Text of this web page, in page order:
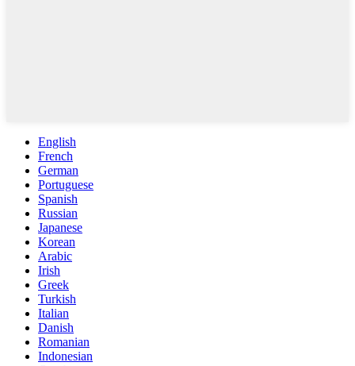
English
French
German
Portuguese
Spanish
Russian
Japanese
Korean
Arabic
Irish
Greek
Turkish
Italian
Danish
Romanian
Indonesian